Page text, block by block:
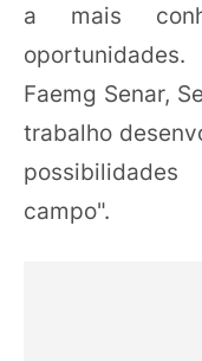
a mais
Faemg Senar,
trabalho
campo".